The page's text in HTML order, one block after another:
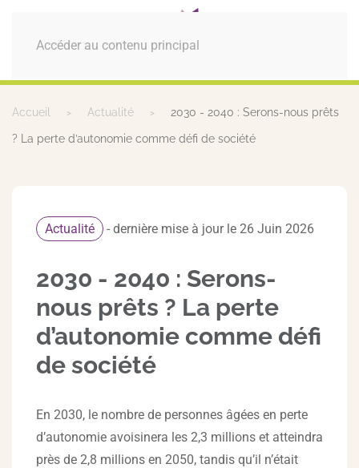
Accéder au contenu principal
MENU
Accueil Actualité 2030 - 2040 : Serons-nous prêts
? La perte d’autonomie comme défi de société
Actualité - dernière mise à jour le 26 Juin 2026
2030 - 2040 : Serons-
nous prêts ? La perte
d’autonomie comme défi
de société
En 2030, le nombre de personnes âgées en perte
d’autonomie avoisinera les 2,3 millions et atteindra
près de 2,8 millions en 2050, tandis qu’il n’était